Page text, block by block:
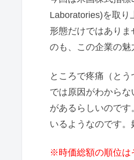
Laboratories)を取り
形態だけではあり
のも、この企業の魅
ところで疼痛（と
では原因がわから
があるらしいので
いるようなのです。
※時価総額の順位は